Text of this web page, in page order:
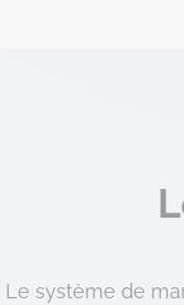
Le système de